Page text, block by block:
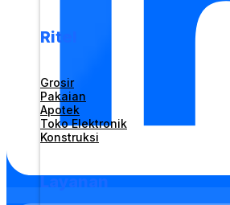
Ritel
Grosir
Pakaian
Apotek
Toko Elektronik
Konstruksi
Layanan